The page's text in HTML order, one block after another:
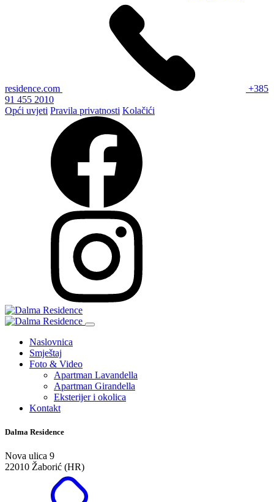
residence.com
+385
91 455 2010
Opći uvjeti Pravila privatnosti Kolačići
Naslovnica
Smještaj
Foto & Video
Apartman Lavandella
Apartman Girandella
Eksterijer i okolica
Kontakt
Dalma Residence
Nova ulica 9
22010 Žaborić (HR)